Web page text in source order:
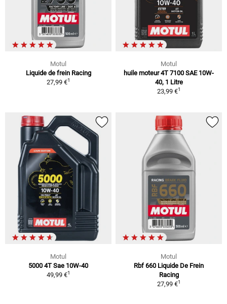
Motul
Liquide de frein Racing
27,99 €1
Motul
huile moteur 4T 7100 SAE 10W-
40, 1 Litre
23,99 €1
Motul
5000 4T Sae 10W-40
49,99 €1
Motul
Rbf 660 Liquide De Frein
Racing
27,99 €1